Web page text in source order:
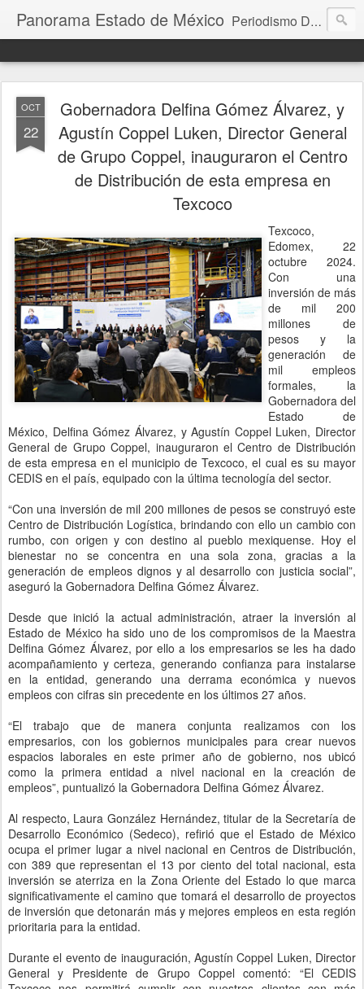
Panorama Estado de México Periodismo Digital
OCT
22
Gobernadora Delfina Gómez Álvarez, y
Agustín Coppel Luken, Director General
de Grupo Coppel, inauguraron el Centro
de Distribución de esta empresa en
Texcoco
Texcoco,
Edomex, 22
octubre 2024.
Con una
inversión de más
de mil 200
millones de
pesos y la
generación de
mil empleos
formales, la
Gobernadora del
Estado de
México, Delfina Gómez Álvarez, y Agustín Coppel Luken, Director
General de Grupo Coppel, inauguraron el Centro de Distribución
de esta empresa en el municipio de Texcoco, el cual es su mayor
CEDIS en el país, equipado con la última tecnología del sector.
“Con una inversión de mil 200 millones de pesos se construyó este
Centro de Distribución Logística, brindando con ello un cambio con
rumbo, con origen y con destino al pueblo mexiquense. Hoy el
bienestar no se concentra en una sola zona, gracias a la
generación de empleos dignos y al desarrollo con justicia social”,
aseguró la Gobernadora Delfina Gómez Álvarez.
Desde que inició la actual administración, atraer la inversión al
Estado de México ha sido uno de los compromisos de la Maestra
Delfina Gómez Álvarez, por ello a los empresarios se les ha dado
acompañamiento y certeza, generando confianza para instalarse
en la entidad, generando una derrama económica y nuevos
empleos con cifras sin precedente en los últimos 27 años.
“El trabajo que de manera conjunta realizamos con los
empresarios, con los gobiernos municipales para crear nuevos
espacios laborales en este primer año de gobierno, nos ubicó
como la primera entidad a nivel nacional en la creación de
empleos”, puntualizó la Gobernadora Delfina Gómez Álvarez.
Al respecto, Laura González Hernández, titular de la Secretaría de
Desarrollo Económico (Sedeco), refirió que el Estado de México
ocupa el primer lugar a nivel nacional en Centros de Distribución,
con 389 que representan el 13 por ciento del total nacional, esta
inversión se aterriza en la Zona Oriente del Estado lo que marca
significativamente el camino que tomará el desarrollo de proyectos
de inversión que detonarán más y mejores empleos en esta región
prioritaria para la entidad.
Durante el evento de inauguración, Agustín Coppel Luken, Director
General y Presidente de Grupo Coppel comentó: “El CEDIS